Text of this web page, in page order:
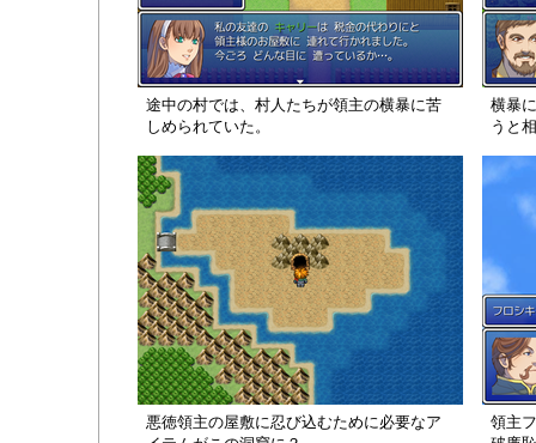
途中の村では、村人たちが領主の横暴に苦
しめられていた。
横暴
うと
悪徳領主の屋敷に忍び込むために必要なア
領主